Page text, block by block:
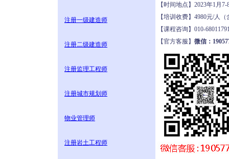
注册一级建造师
注册二级建造师
注册监理工程师
注册城市规划师
物业管理师
注册岩土工程师
【时间地点】2023年1月
【培训收费】4980元/人
【课程咨询】010-
【官方客服】 微信：